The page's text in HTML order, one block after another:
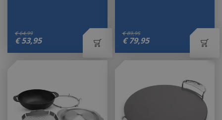
€ 64,99
€ 53,95
€ 89,95
€ 79,95